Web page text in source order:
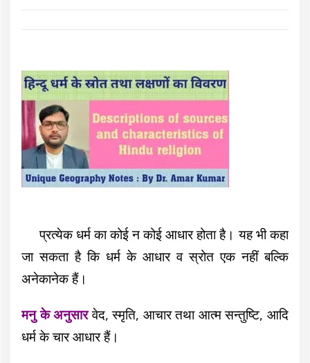
प्रत्येक धर्म का कोई न कोई आधार होता है। यह भी कहा
जा सकता है कि धर्म के आधार व स्रोत एक नहीं बल्कि
अनेकानेक हैं।
मनु के अनुसारवेद, स्मृति, आचार तथा आत्म सन्तुष्टि, आदि
धर्म के चार आधार हैं।